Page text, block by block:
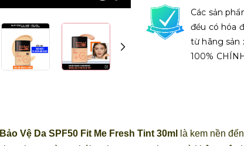
Các sản
đều có hóa
từ hãng sản
100%
Vệ Da SPF50 Fit Me Fresh Tint 30ml là kem nền